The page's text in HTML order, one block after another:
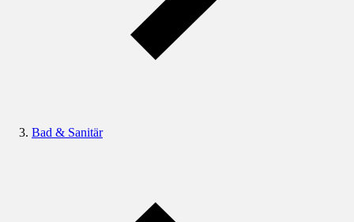
Bad & Sanitär